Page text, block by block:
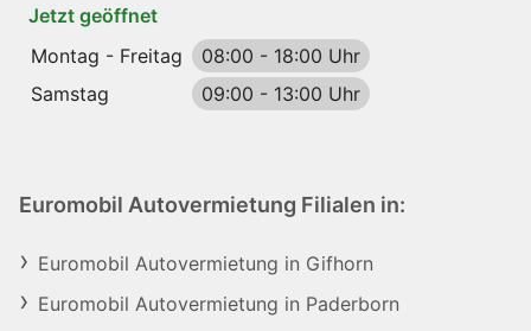
Jetzt geöffnet
Montag - Freitag
08:00 - 18:00 Uhr
Samstag
09:00 - 13:00 Uhr
Euromobil Autovermietung Filialen in:
Euromobil Autovermietung in Gifhorn
Euromobil Autovermietung in Paderborn